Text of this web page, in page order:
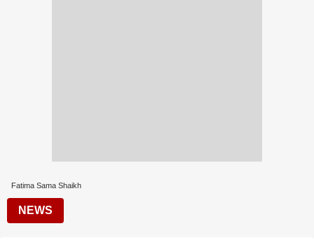
Fatima Sama Shaikh
NEWS